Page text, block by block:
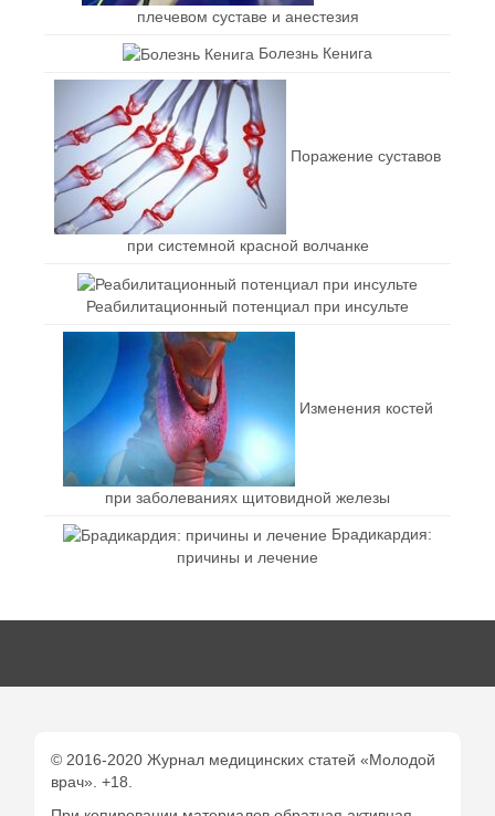
плечевом суставе и анестезия
Болезнь Кенига
Поражение суставов
при системной красной волчанке
Реабилитационный потенциал при инсульте
Изменения костей
при заболеваниях щитовидной железы
Брадикардия:
причины и лечение
© 2016-2020 Журнал медицинских статей «Молодой
врач». +18.